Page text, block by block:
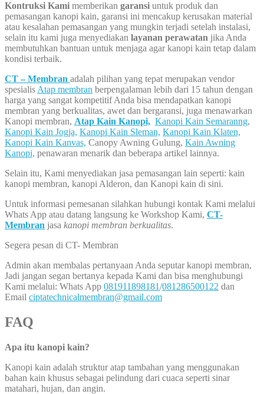
Kontruksi Kami memberikan garansi untuk produk dan
pemasangan kanopi kain, garansi ini mencakup kerusakan material
atau kesalahan pemasangan yang mungkin terjadi setelah instalasi,
selain itu kami juga menyediakan layanan perawatan jika Anda
membutuhkan bantuan untuk menjaga agar kanopi kain tetap dalam
kondisi terbaik.
CT – Membran adalah pilihan yang tepat merupakan vendor
spesialis Atap membran berpengalaman lebih dari 15 tahun dengan
harga yang sangat kompetitif Anda bisa mendapatkan kanopi
membran yang berkualitas, awet dan bergaransi, juga menawarkan
Kanopi membran, Atap Kain Kanopi, Kanopi Kain Semaranng,
Kanopi Kain Jogja, Kanopi Kain Sleman, Kanopi Kain Klaten,
Kanopi Kain Kanvas, Canopy Awning Gulung, Kain Awning
Kanopi, penawaran menarik dan beberapa artikel lainnya.
Selain itu, Kami menyediakan jasa pemasangan lain seperti: kain
kanopi membran, kanopi Alderon, dan Kanopi kain di sini.
Untuk informasi pemesanan silahkan hubungi kontak Kami melalui
Whats App atau datang langsung ke Workshop Kami, CT-
Membran jasa kanopi membran berkualitas.
Segera pesan di CT- Membran
Admin akan membalas pertanyaan Anda seputar kanopi membran,
Jadi jangan segan bertanya kepada Kami dan bisa menghubungi
Kami melalui: Whats App 081911898181/081286500122 dan
Email ciptatechnicalmembran@gmail.com
FAQ
Apa itu kanopi kain?
Kanopi kain adalah struktur atap tambahan yang menggunakan
bahan kain khusus sebagai pelindung dari cuaca seperti sinar
matahari, hujan, dan angin.